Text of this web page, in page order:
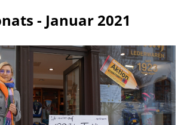
- Januar 2021